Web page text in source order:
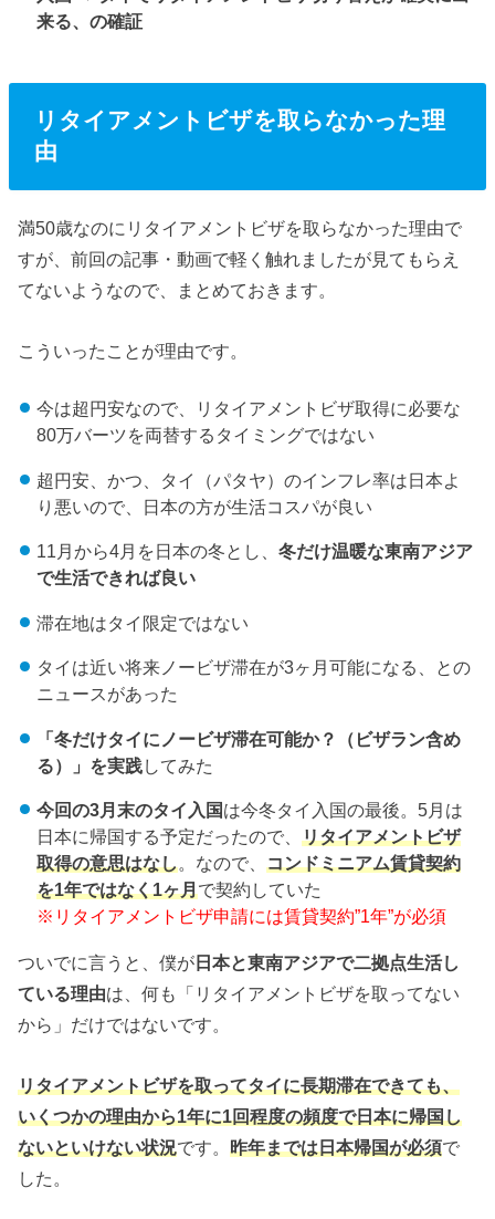
来る、の確証
リタイアメントビザを取らなかった理
由
満50歳なのにリタイアメントビザを取らなかった理由で
すが、前回の記事・動画で軽く触れましたが見てもらえ
てないようなので、まとめておきます。
こういったことが理由です。
今は超円安なので、リタイアメントビザ取得に必要な
80万バーツを両替するタイミングではない
超円安、かつ、タイ（パタヤ）のインフレ率は日本よ
り悪いので、日本の方が生活コスパが良い
11月から4月を日本の冬とし、 冬だけ温暖な東南アジア
で生活できれば良い
滞在地はタイ限定ではない
タイは近い将来ノービザ滞在が3ヶ月可能になる、との
ニュースがあった
「冬だけタイにノービザ滞在可能か？（ビザラン含め
る）」を実践してみた
今回の3月末のタイ入国は今冬タイ入国の最後。5月は
日本に帰国する予定だったので、 リタイアメントビザ
取得の意思はなし。なので、 コンドミニアム賃貸契約
を1年ではなく1ヶ月で契約していた
※リタイアメントビザ申請には賃貸契約”1年”が必須
ついでに言うと、僕が 日本と東南アジアで二拠点生活し
ている理由は、何も「リタイアメントビザを取ってない
から」だけではないです。
リタイアメントビザを取ってタイに長期滞在できても、
いくつかの理由から1年に1回程度の頻度で日本に帰国し
ないといけない状況です。昨年までは日本帰国が必須で
した。